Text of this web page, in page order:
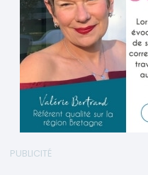
PUBLICITÉ